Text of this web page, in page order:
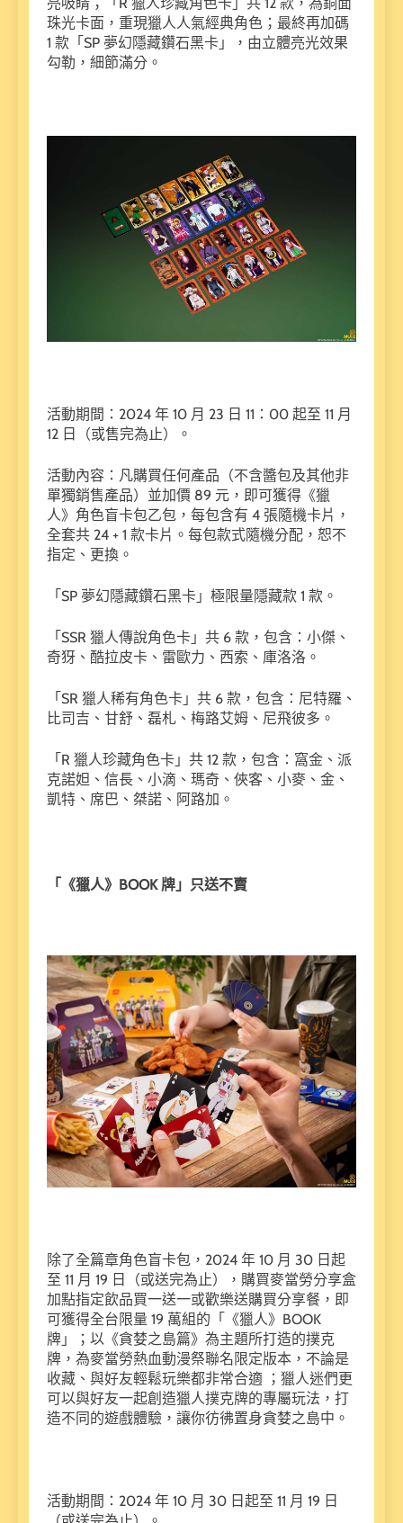
珠光卡面，重現獵人人氣經典角色；最終再加碼
1 款「SP 夢幻隱藏鑽石黑卡」，由立體亮光效果
勾勒，細節滿分。
活動期間：2024 年 10 月 23 日 11：00 起至 11 月
12 日（或售完為止）。
活動內容：凡購買任何產品（不含醬包及其他非
單獨銷售產品）並加價 89 元，即可獲得《獵
人》角色盲卡包乙包，每包含有 4 張隨機卡片，
全套共 24 + 1 款卡片。每包款式隨機分配，恕不
指定、更換。
「SP 夢幻隱藏鑽石黑卡」極限量隱藏款 1 款。
「SSR 獵人傳說角色卡」共 6 款，包含：小傑、
奇犽、酷拉皮卡、雷歐力、西索、庫洛洛。
「SR 獵人稀有角色卡」共 6 款，包含：尼特羅、
比司吉、甘舒、磊札、梅路艾姆、尼飛彼多。
「R 獵人珍藏角色卡」共 12 款，包含：窩金、派
克諾妲、信長、小滴、瑪奇、俠客、小麥、金、
凱特、席巴、桀諾、阿路加。
「《獵人》BOOK 牌」只送不賣
除了全篇章角色盲卡包，2024 年 10 月 30 日起
至 11 月 19 日（或送完為止），購買麥當勞分享盒
加點指定飲品買一送一或歡樂送購買分享餐，即
可獲得全台限量 19 萬組的「《獵人》BOOK
牌」；以《貪婪之島篇》為主題所打造的撲克
牌，為麥當勞熱血動漫祭聯名限定版本，不論是
收藏、與好友輕鬆玩樂都非常合適 ；獵人迷們更
可以與好友一起創造獵人撲克牌的專屬玩法，打
造不同的遊戲體驗，讓你彷彿置身貪婪之島中。
活動期間：2024 年 10 月 30 日起至 11 月 19 日